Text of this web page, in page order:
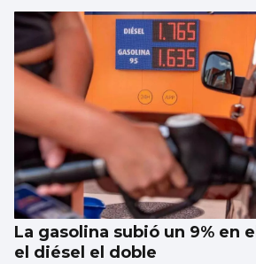
La gasolina subió un 9% en
el diésel el doble